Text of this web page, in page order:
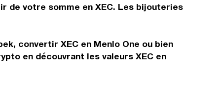
de votre somme en XEC. Les bijouteries
convertir XEC en Menlo One ou bien
en découvrant les valeurs XEC en